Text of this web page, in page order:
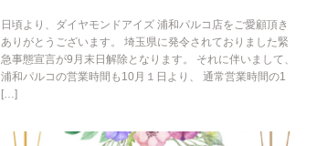
日頃より、ダイヤモンドアイズ 浦和パルコ店をご愛顧頂き
ありがとうございます。 埼玉県に発令されておりました緊
急事態宣言が9月末日解除となります。 それに伴いまして、
浦和パルコの営業時間も10月１日より、 通常営業時間の1
[…]